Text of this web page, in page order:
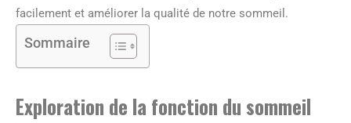
facilement et améliorer la qualité de notre sommeil.
Sommaire
Exploration de la fonction du sommeil